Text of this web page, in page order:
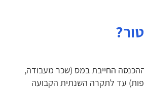
החייבת במס (שכר מעבודה,
עד לתקרה השנתית הקבועה